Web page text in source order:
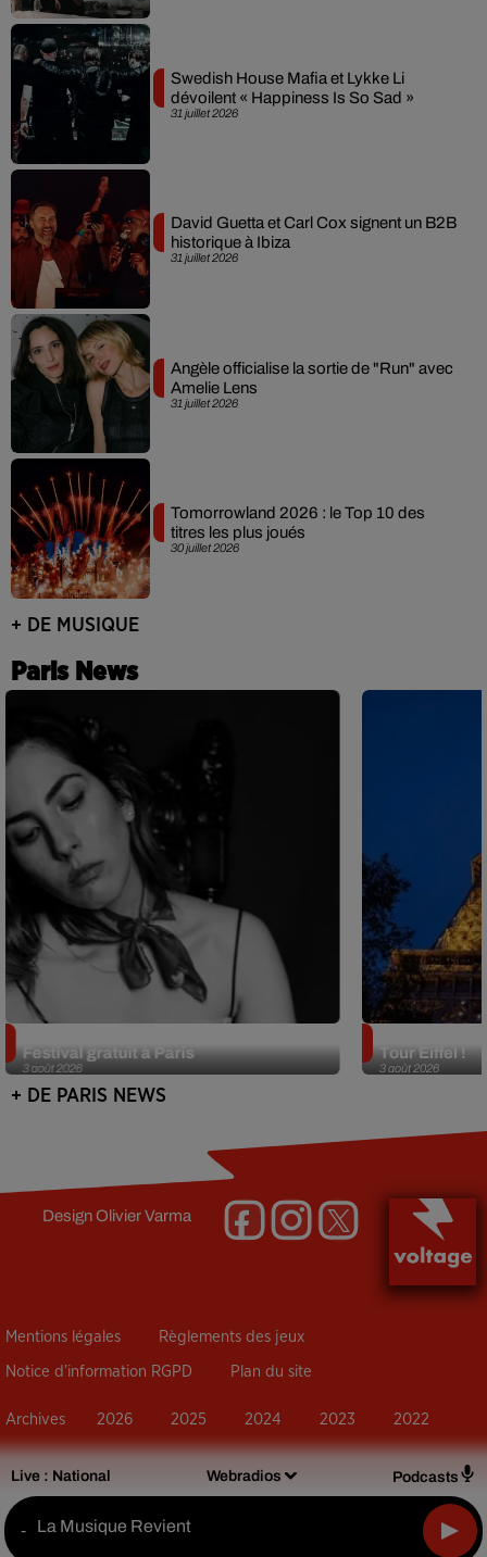
Live : National Webradios Podcasts
- La Musique Revient
31 juillet 2026
Swedish House Mafia et Lykke Li
dévoilent « Happiness Is So Sad »
31 juillet 2026
David Guetta et Carl Cox signent un B2B
historique à Ibiza
31 juillet 2026
Angèle officialise la sortie de "Run" avec
Amelie Lens
30 juillet 2026
Tomorrowland 2026 : le Top 10 des
titres les plus joués
+ DE MUSIQUE
Paris News
3 août 2026
Festival gratuit à Paris
3 août 2026
Tour Eiffel !
+ DE PARIS NEWS
DesignOlivier Varma
Mentions légales Règlements des jeux
Notice d’information RGPD Plan du site
Archives 2026 2025 2024 2023 2022